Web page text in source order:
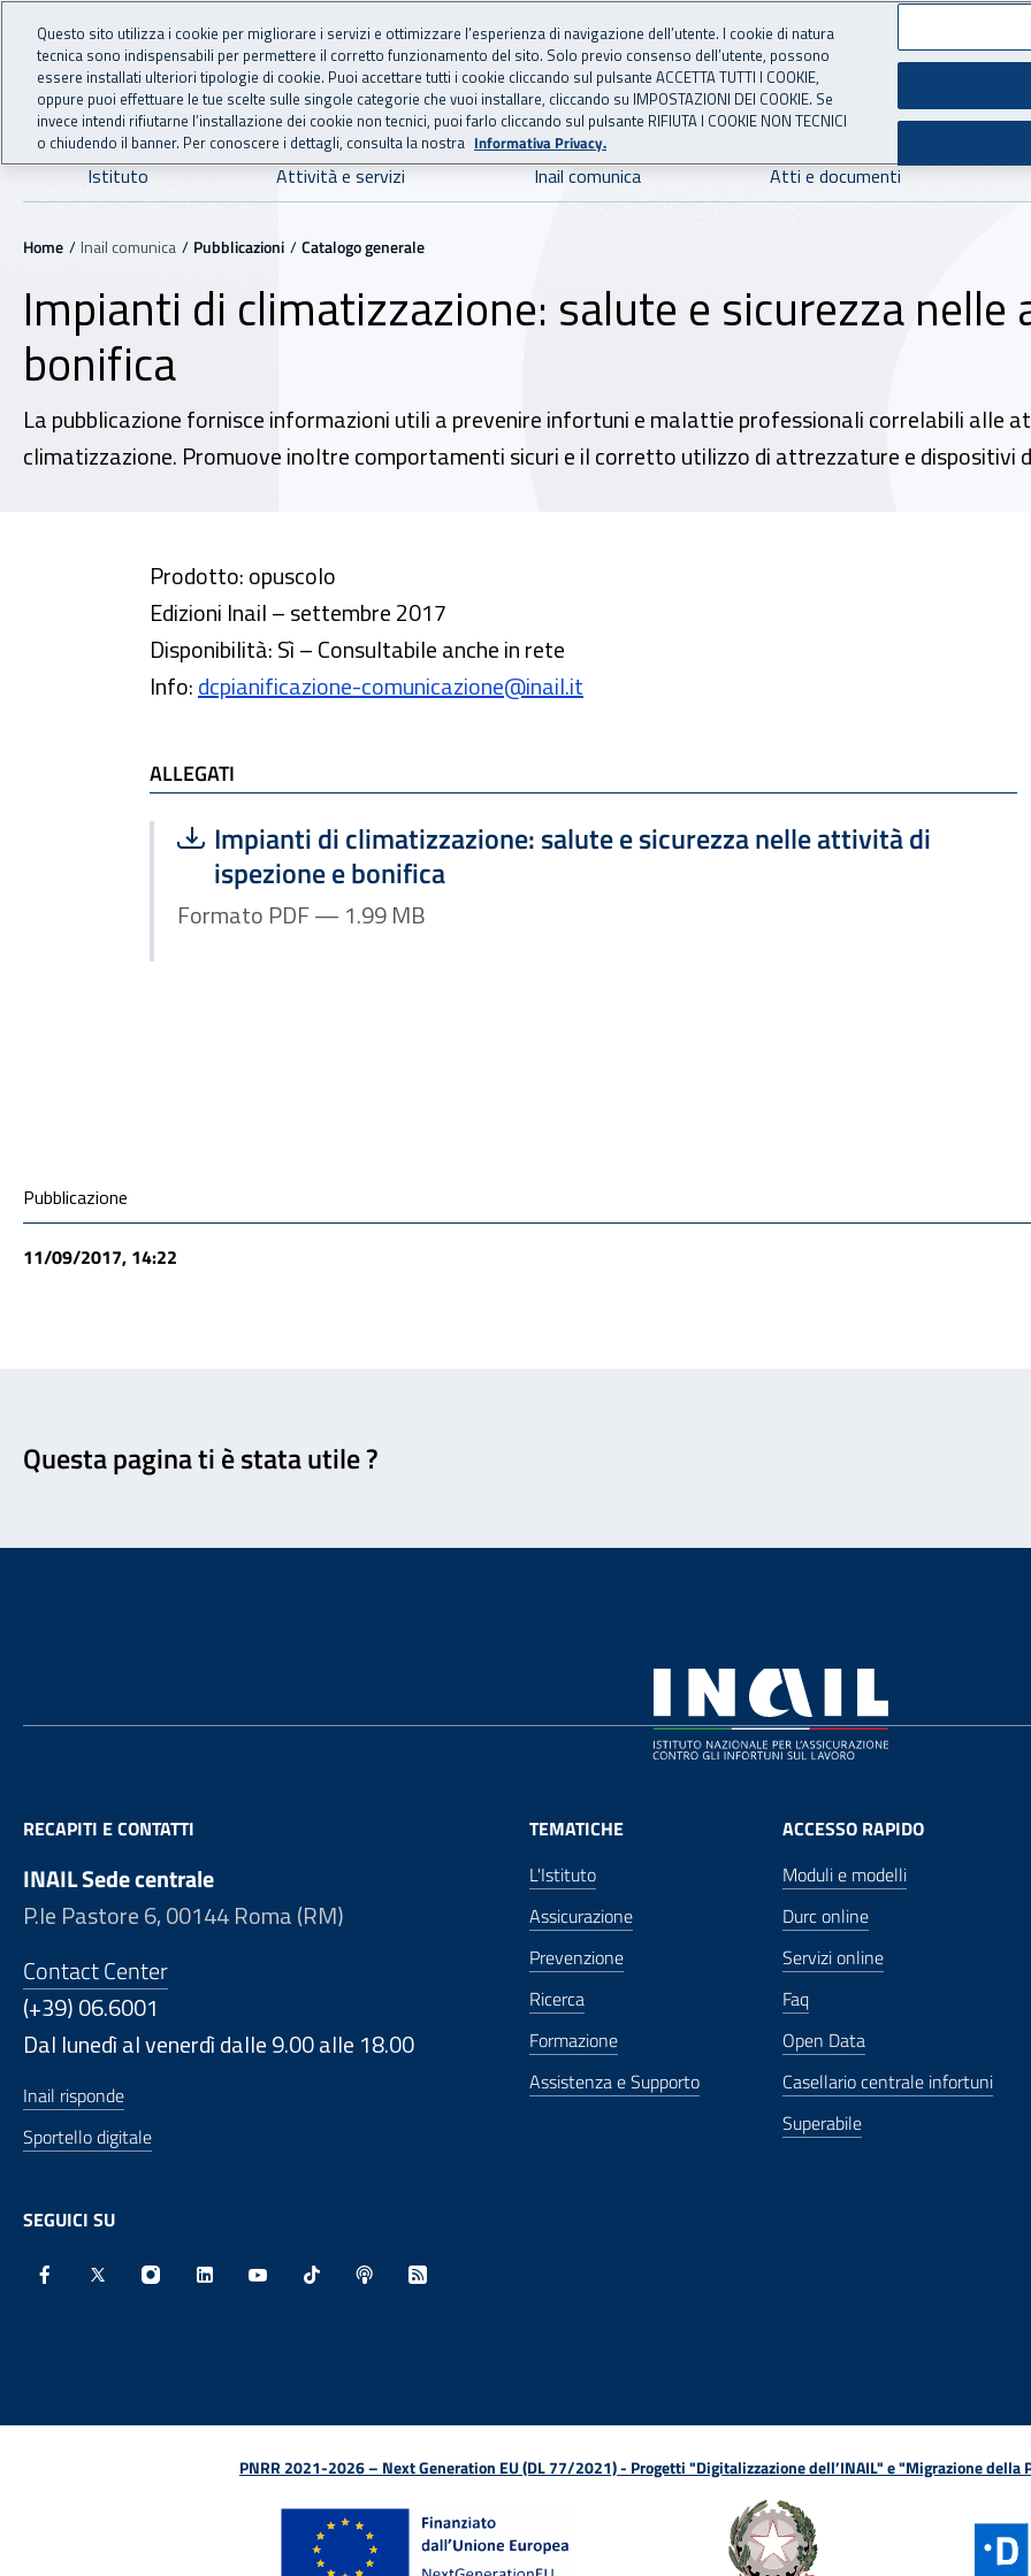
Vai al menu principale
Vai al contenuto principale
INAIL - Istituto Nazionale per l'Assicurazione
Navigazione principale
Istituto Attività e servizi Inail comunica Atti e documenti
Navigazione - Ti trovi in:
Home Inail comunica Pubblicazioni Catalogo generale
Impianti di climatizzazione: salute e sicurezza
bonifica
La pubblicazione fornisce informazioni utili a prevenire infortuni e malattie professionali correlabili alle
climatizzazione. Promuove inoltre comportamenti sicuri e il corretto utilizzo di attrezzature e dispositivi
Prodotto: opuscolo
Edizioni Inail – settembre 2017
Disponibilità: Sì – Consultabile anche in rete
Info:dcpianificazione-comunicazione@inail.it
ALLEGATI
Scarica file:
Impianti di climatizzazione: salute e sicurezza nelle attività di
ispezione e bonifica
Formato PDF — Dimensione 1.99 MB
Formato PDF — 1.99 MB
Condivisione social
Pubblicazione
11/09/2017, 14:22
Questa pagina ti è stata utile ?
RECAPITI E CONTATTI
INAIL Sede centrale
P.le Pastore 6, 00144 Roma (RM)
Contact Center
(+39) 06.6001
Dal lunedì al venerdì dalle 9.00 alle 18.00
Inail risponde
Sportello digitale
SEGUICI SU
TEMATICHE
L'Istituto
Assicurazione
Prevenzione
Ricerca
Formazione
Assistenza e Supporto
ACCESSO RAPIDO
Moduli e modelli
Durc online
Servizi online
Faq
Open Data
Casellario centrale infortuni
Superabile
PNRR 2021-2026 – Next Generation EU (DL 77/2021) - Progetti "Digitalizzazione dell’INAIL" e "Migrazione della
Questo sito utilizza i cookie per migliorare i servizi e ottimizzare l’esperienza di navigazione dell’utente. I cookie di natura
tecnica sono indispensabili per permettere il corretto funzionamento del sito. Solo previo consenso dell’utente, possono
essere installati ulteriori tipologie di cookie. Puoi accettare tutti i cookie cliccando sul pulsante ACCETTA TUTTI I COOKIE,
oppure puoi effettuare le tue scelte sulle singole categorie che vuoi installare, cliccando su IMPOSTAZIONI DEI COOKIE. Se
invece intendi rifiutarne l’installazione dei cookie non tecnici, puoi farlo cliccando sul pulsante RIFIUTA I COOKIE NON TECNICI
o chiudendo il banner. Per conoscere i dettagli, consulta la nostra Informativa Privacy.